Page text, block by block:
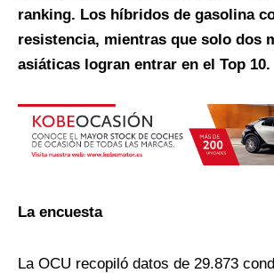
ranking. Los híbridos de gasolina
resistencia, mientras que solo dos
asiáticas logran entrar en el Top 10.
La encuesta
La OCU recopiló datos de 29.873